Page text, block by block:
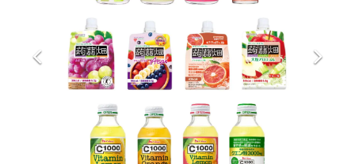
カテゴリ
特集記事
アプリレビュー